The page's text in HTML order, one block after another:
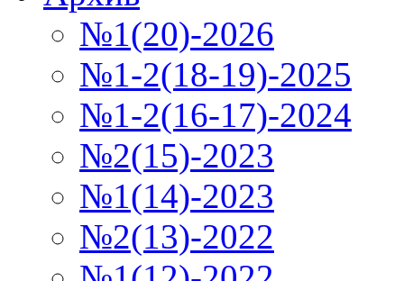
№1(20)-2026
№1-2(18-19)-2025
№1-2(16-17)-2024
№2(15)-2023
№1(14)-2023
№2(13)-2022